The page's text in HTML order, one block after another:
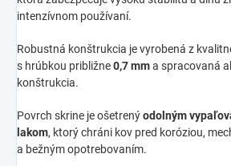
intenzívnom používaní.
Robustná konštrukcia je vyrobená z
s hrúbkou približne0,7 mma spracovaná
konštrukcia.
Povrch skrine je ošetrenýodolným
lakom, ktorý chráni kov pred koróziou,
a bežným opotrebovaním.